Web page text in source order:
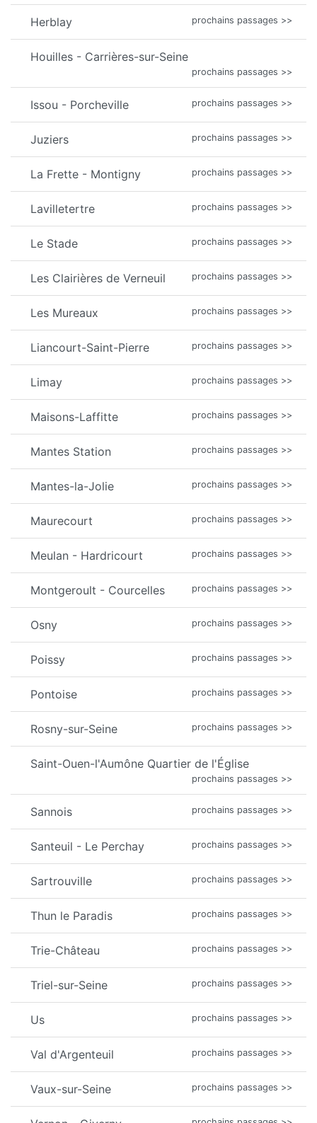
Herblay prochains passages >>
Houilles - Carrières-sur-Seine
prochains passages >>
Issou - Porcheville prochains passages >>
Juziers prochains passages >>
La Frette - Montigny prochains passages >>
Lavilletertre prochains passages >>
Le Stade prochains passages >>
Les Clairières de Verneuil prochains passages >>
Les Mureaux prochains passages >>
Liancourt-Saint-Pierre prochains passages >>
Limay prochains passages >>
Maisons-Laffitte prochains passages >>
Mantes Station prochains passages >>
Mantes-la-Jolie prochains passages >>
Maurecourt prochains passages >>
Meulan - Hardricourt prochains passages >>
Montgeroult - Courcelles prochains passages >>
Osny prochains passages >>
Poissy prochains passages >>
Pontoise prochains passages >>
Rosny-sur-Seine prochains passages >>
Saint-Ouen-l'Aumône Quartier de l'Église
prochains passages >>
Sannois prochains passages >>
Santeuil - Le Perchay prochains passages >>
Sartrouville prochains passages >>
Thun le Paradis prochains passages >>
Trie-Château prochains passages >>
Triel-sur-Seine prochains passages >>
Us prochains passages >>
Val d'Argenteuil prochains passages >>
Vaux-sur-Seine prochains passages >>